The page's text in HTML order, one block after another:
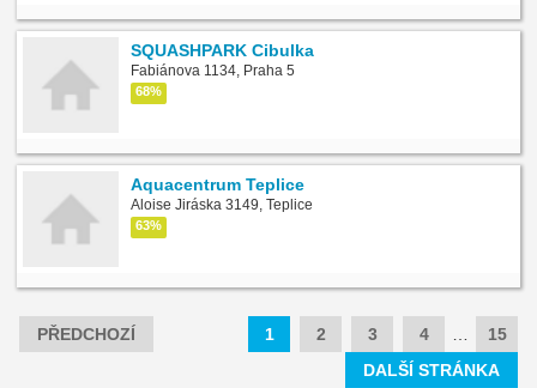
SQUASHPARK Cibulka
Fabiánova 1134, Praha 5
68%
Aquacentrum Teplice
Aloise Jiráska 3149, Teplice
63%
PŘEDCHOZÍ 1 2 3 4
15
DALŠÍ STRÁNKA